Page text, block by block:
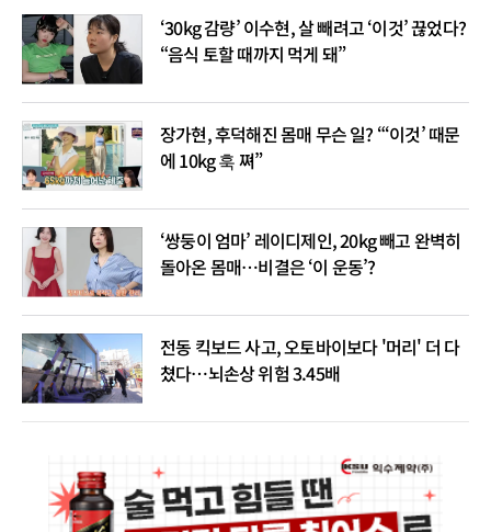
‘30kg 감량’ 이수현, 살 빼려고 ‘이것’ 끊었다?
“음식 토할 때까지 먹게 돼”
장가현, 후덕해진 몸매 무슨 일? “‘이것’ 때문
에 10kg 훅 쪄”
‘쌍둥이 엄마’ 레이디제인, 20kg 빼고 완벽히
돌아온 몸매…비결은 ‘이 운동’?
전동 킥보드 사고, 오토바이보다 '머리' 더 다
쳤다…뇌손상 위험 3.45배